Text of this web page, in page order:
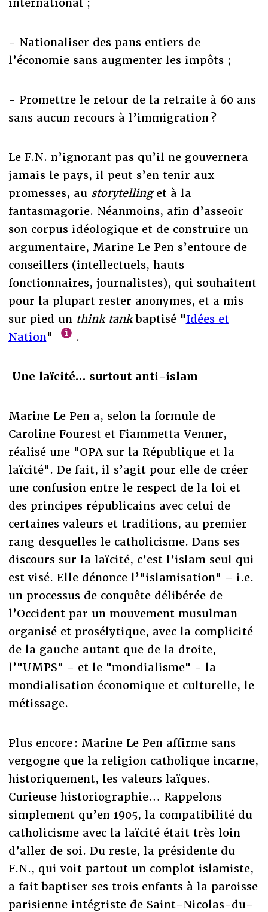
- Nationaliser des pans entiers de
l’économie sans augmenter les impôts ;
- Promettre le retour de la retraite à 60 ans
sans aucun recours à l’immigration ?
Le F.N. n’ignorant pas qu’il ne gouvernera
jamais le pays, il peut s’en tenir aux
promesses, au storytellinget à la
fantasmagorie. Néanmoins, afin d’asseoir
son corpus idéologique et de construire un
argumentaire, Marine Le Pen s’entoure de
conseillers (intellectuels, hauts
fonctionnaires, journalistes), qui souhaitent
pour la plupart rester anonymes, et a mis
sur pied un think tankbaptisé "Idées et
Nation" .
Une laïcité… surtout anti-islam
Marine Le Pen a, selon la formule de
Caroline Fourest et Fiammetta Venner,
réalisé une "OPA sur la République et la
laïcité". De fait, il s’agit pour elle de créer
une confusion entre le respect de la loi et
des principes républicains avec celui de
certaines valeurs et traditions, au premier
rang desquelles le catholicisme. Dans ses
discours sur la laïcité, c’est l’islam seul qui
est visé. Elle dénonce l’"islamisation" – i.e.
un processus de conquête délibérée de
l’Occident par un mouvement musulman
organisé et prosélytique, avec la complicité
de la gauche autant que de la droite,
l’"UMPS" - et le "mondialisme" - la
mondialisation économique et culturelle, le
métissage.
Plus encore : Marine Le Pen affirme sans
vergogne que la religion catholique incarne,
historiquement, les valeurs laïques.
Curieuse historiographie… Rappelons
simplement qu’en 1905, la compatibilité du
catholicisme avec la laïcité était très loin
d’aller de soi. Du reste, la présidente du
F.N., qui voit partout un complot islamiste,
a fait baptiser ses trois enfants à la paroisse
parisienne intégriste de Saint-Nicolas-du-